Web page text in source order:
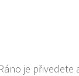
je